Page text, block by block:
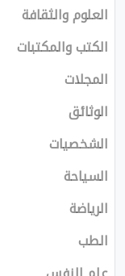
العلوم والثقافة
الكتب والمكتبات
المجلات
الوثائق
الشخصيات
السياحة
الرياضة
الطب